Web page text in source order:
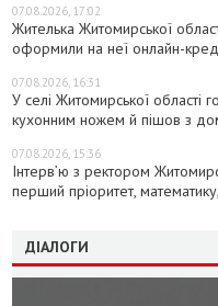
07.08.2026, 17:02
Жителька Житомирської
оформили на неї онлайн-
07.08.2026, 16:31
У селі Житомирської області
кухонним ножем й пішов з
07.08.2026, 15:36
Інтерв’ю з ректором
перший пріоритет,
ДІАЛОГИ